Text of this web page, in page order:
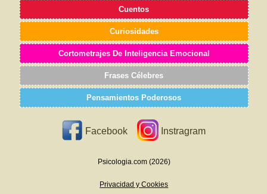
Cuentos
Curiosidades
Cortometrajes De Inteligencia Emocional
Frases Célebres
Pensamientos Poderosos
Facebook Instragram
Psicologia.com (2026)
Privacidad y Cookies